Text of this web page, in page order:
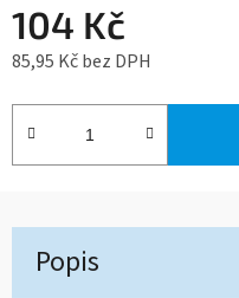
104 Kč
85,95 Kč bez DPH
Měrná cena:
Popis